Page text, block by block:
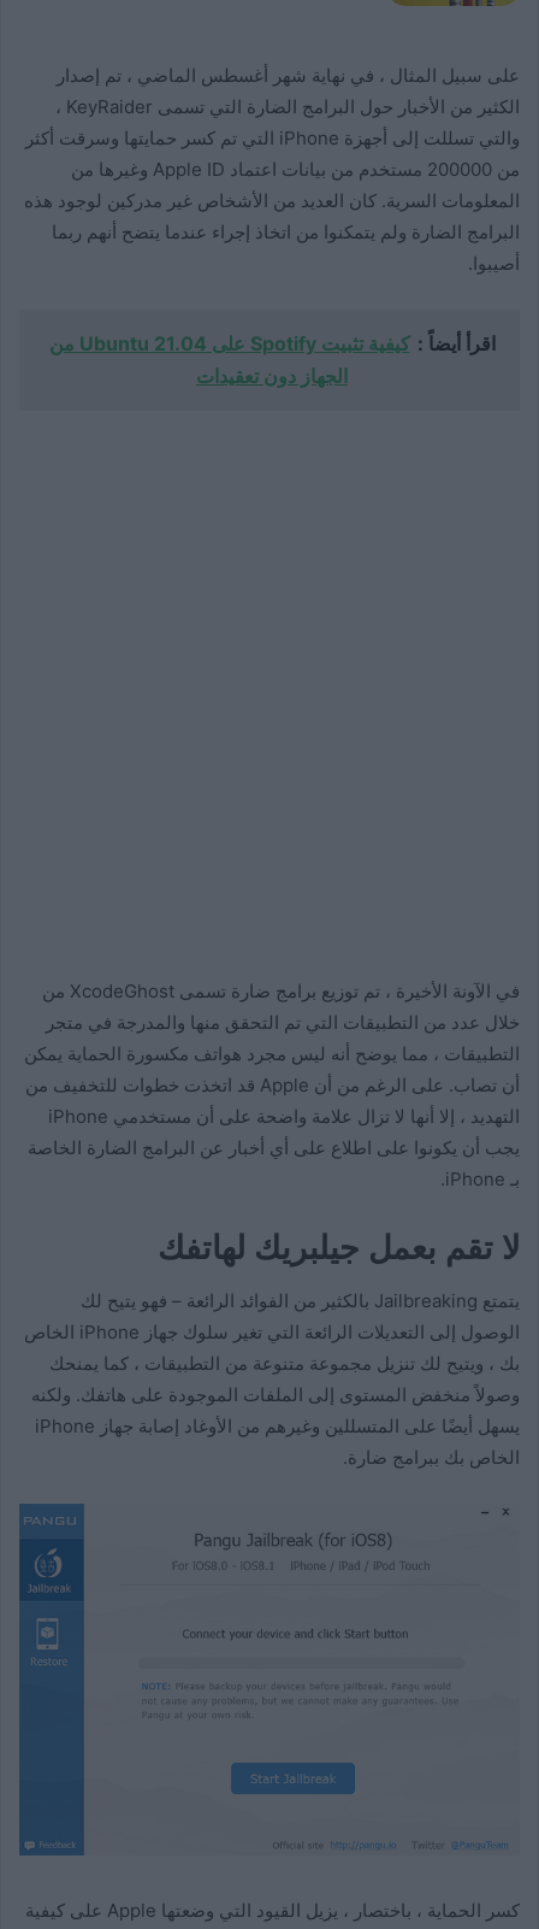
على سبيل المثال ، في نهاية شهر أغسطس الماضي ، تم إصدار
الكثير من الأخبار حول البرامج الضارة التي تسمى KeyRaider ،
والتي تسللت إلى أجهزة iPhone التي تم كسر حمايتها وسرقت أكثر
من 200000 مستخدم من بيانات اعتماد Apple ID وغيرها من
المعلومات السرية. كان العديد من الأشخاص غير مدركين لوجود هذه
البرامج الضارة ولم يتمكنوا من اتخاذ إجراء عندما يتضح أنهم ربما
أصيبوا.
اقرأ أيضاً :
كيفية تثبيت Spotify على Ubuntu 21.04 من
الجهاز دون تعقيدات
في الآونة الأخيرة ، تم توزيع برامج ضارة تسمى XcodeGhost من
خلال عدد من التطبيقات التي تم التحقق منها والمدرجة في متجر
التطبيقات ، مما يوضح أنه ليس مجرد هواتف مكسورة الحماية يمكن
أن تصاب. على الرغم من أن Apple قد اتخذت خطوات للتخفيف من
التهديد ، إلا أنها لا تزال علامة واضحة على أن مستخدمي iPhone
يجب أن يكونوا على اطلاع على أي أخبار عن البرامج الضارة الخاصة
بـ iPhone.
لا تقم بعمل جيلبريك لهاتفك
يتمتع Jailbreaking بالكثير من الفوائد الرائعة – فهو يتيح لك
الوصول إلى التعديلات الرائعة التي تغير سلوك جهاز iPhone الخاص
بك ، ويتيح لك تنزيل مجموعة متنوعة من التطبيقات ، كما يمنحك
وصولاً منخفض المستوى إلى الملفات الموجودة على هاتفك. ولكنه
يسهل أيضًا على المتسللين وغيرهم من الأوغاد إصابة جهاز iPhone
الخاص بك ببرامج ضارة.
كسر الحماية ، باختصار ، يزيل القيود التي وضعتها Apple على كيفية